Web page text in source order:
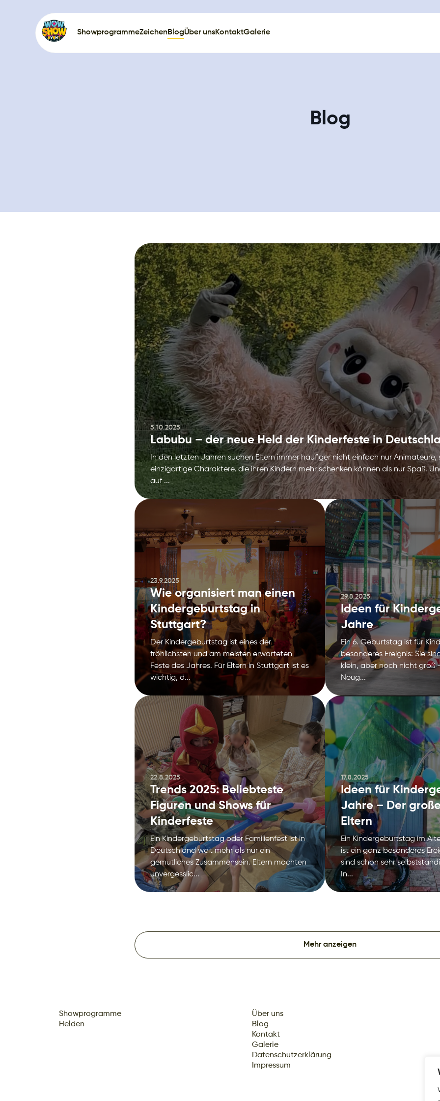
ShowprogrammeZeichenBlogÜber unsKontaktGalerie
Blog
5.10.2025
Labubu – der neue Held der Kinderfeste in
In den letzten Jahren suchen Eltern immer häufiger nicht einfach nur Animateure,
einzigartige Charaktere, die ihren Kindern mehr schenken können als nur Spaß.
auf ...
23.9.2025
Wie organisiert man einen
Kindergeburtstag in
Stuttgart?
Der Kindergeburtstag ist eines der
fröhlichsten und am meisten erwarteten
Feste des Jahres. Für Eltern in Stuttgart ist es
wichtig, d...
29.8.2025
Ideen für
Jahre
Ein 6. Geburtstag ist für
besonderes Ereignis: Sie
klein, aber noch nicht groß
Neug...
22.8.2025
Trends 2025: Beliebteste
Figuren und Shows für
Kinderfeste
Ein Kindergeburtstag oder Familienfest ist in
Deutschland weit mehr als nur ein
gemütliches Zusammensein. Eltern möchten
unvergesslic...
17.8.2025
Ideen für
Jahre – Der
Eltern
Ein Kindergeburtstag im
ist ein ganz besonderes
sind schon sehr
In...
Mehr anzeigen
Showprogramme
Helden
Über uns
Blog
Kontakt
Galerie
Datenschutzerklärung
Impressum